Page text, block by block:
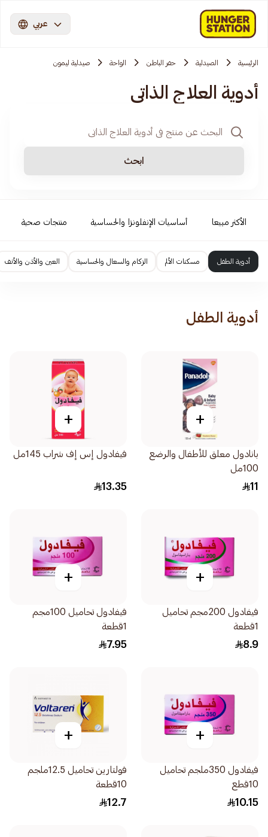
عربي
الرئيسية الصيدلية حفر الباطن الواحة صيدلية ليمون
أدوية العلاج الذاتي
ابحث
الأكثر مبيعا أساسيات الإنفلونزا والحساسية منتجات صحية
أدوية الطفل مسكنات الألم الزكام والسعال والحساسية العين والأذن والأنف
أدوية الطفل
+
بانادول معلق للأطفال والرضع
100مل
11
+
فيفادول إس إف شراب 145مل
13.35
+
فيفادول 200مجم تحاميل
1قطعة
8.9
+
فيفادول تحاميل 100مجم
1قطعة
7.95
+
فيفادول 350ملجم تحاميل
10قطع
10.15
+
فولتارين تحاميل 12.5ملجم
10قطعة
12.7